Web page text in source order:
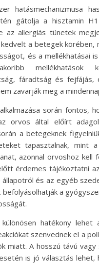
hatásmechanizmusa
gátolja a hisztamin
az allergiás tünetek
a betegek körében,
és a mellékhatásai
fáradtság és
zavarják meg a
során fontos,
orvos által előírt
a betegeknek
tapasztalnak, mint
azonnal orvoshoz kell
érdemes tájékoztatni
állapotról és az egyéb
befolyásolhatják a
hatékony lehet
szenvednek el a
miatt. A hosszú távú vagy
is jó választás lehet,